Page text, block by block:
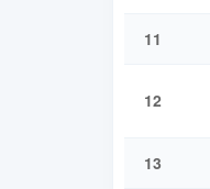
11
12
13